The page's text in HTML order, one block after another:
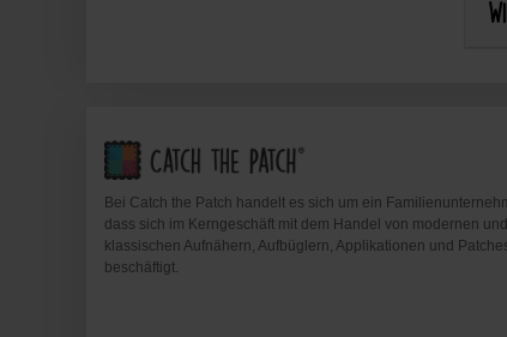
Bei Catch the Patch handelt es sich um ein
dass sich im Kerngeschäft mit dem Handel von modernen und
klassischen Aufnähern, Aufbüglern, Applikationen und
beschäftigt.